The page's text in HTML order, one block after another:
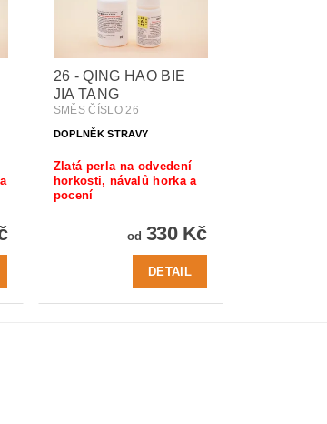
26 - QING HAO BIE
JIA TANG
SMĚS ČÍSLO 26
DOPLNĚK STRAVY
Zlatá perla na odvedení
horkosti, návalů horka a
pocení
od 330 Kč
DETAIL